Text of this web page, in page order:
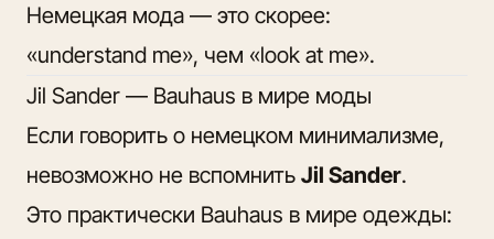
Немецкая мода — это скорее:
«understand me», чем «look at me».
Jil Sander — Bauhaus в мире моды
Если говорить о немецком минимализме,
невозможно не вспомнить Jil Sander.
Это практически Bauhaus в мире одежды: